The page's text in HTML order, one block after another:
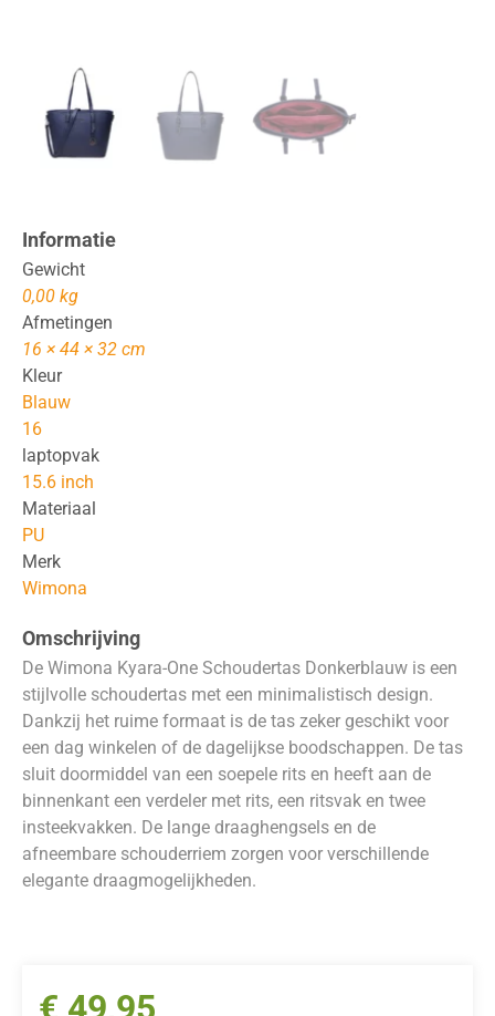
Informatie
Gewicht
0,00 kg
Afmetingen
16 × 44 × 32 cm
Kleur
Blauw
16
laptopvak
15.6 inch
Materiaal
PU
Merk
Wimona
Omschrijving
De Wimona Kyara-One Schoudertas Donkerblauw is een
stijlvolle schoudertas met een minimalistisch design.
Dankzij het ruime formaat is de tas zeker geschikt voor
een dag winkelen of de dagelijkse boodschappen. De tas
sluit doormiddel van een soepele rits en heeft aan de
binnenkant een verdeler met rits, een ritsvak en twee
insteekvakken. De lange draaghengsels en de
afneembare schouderriem zorgen voor verschillende
elegante draagmogelijkheden.